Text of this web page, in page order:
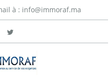
à : info@immoraf.ma